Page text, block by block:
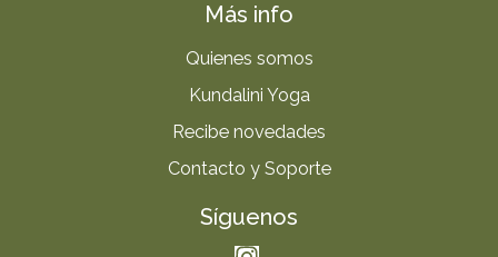
Más info
Quienes somos
Kundalini Yoga
Recibe novedades
Contacto y Soporte
Síguenos